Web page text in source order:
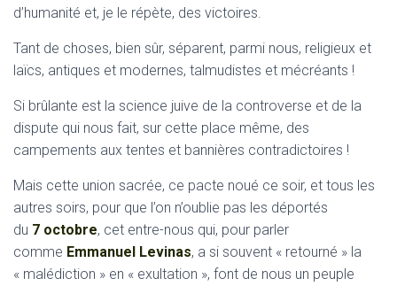
d’humanité et, je le répète, des victoires.
Tant de choses, bien sûr, séparent, parmi nous, religieux et
laïcs, antiques et modernes, talmudistes et mécréants !
Si brûlante est la science juive de la controverse et de la
dispute qui nous fait, sur cette place même, des
campements aux tentes et bannières contradictoires !
Mais cette union sacrée, ce pacte noué ce soir, et tous les
autres soirs, pour que l’on n’oublie pas les déportés
du 7 octobre, cet entre-nous qui, pour parler
comme Emmanuel Levinas, a si souvent « retourné » la
« malédiction » en « exultation », font de nous un peuple